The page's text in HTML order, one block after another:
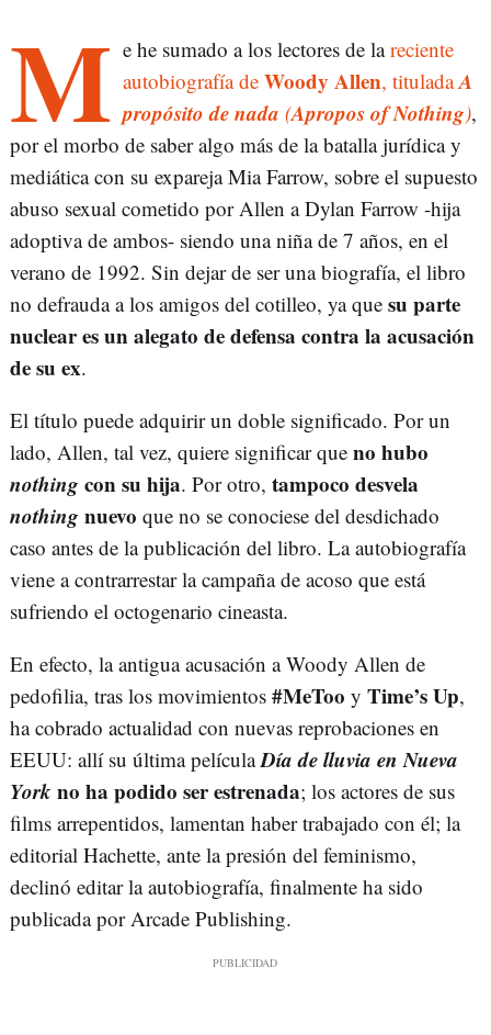
M e he sumado a los lectores de lareciente
autobiografía de Woody Allen, titulada A
propósito de nada (Apropos of Nothing),
por el morbo de saber algo más de la batalla jurídica y
mediática con su expareja Mia Farrow, sobre el supuesto
abuso sexual cometido por Allen a Dylan Farrow -hija
adoptiva de ambos- siendo una niña de 7 años, en el
verano de 1992. Sin dejar de ser una biografía, el libro
no defrauda a los amigos del cotilleo, ya que su parte
nuclear es un alegato de defensa contra la acusación
de su ex.
El título puede adquirir un doble significado. Por un
lado, Allen, tal vez, quiere significar que no hubo
nothing con su hija. Por otro, tampoco desvela
nothing nuevo que no se conociese del desdichado
caso antes de la publicación del libro. La autobiografía
viene a contrarrestar la campaña de acoso que está
sufriendo el octogenario cineasta.
En efecto, la antigua acusación a Woody Allen de
pedofilia, tras los movimientos #MeToo y Time’s Up,
ha cobrado actualidad con nuevas reprobaciones en
EEUU: allí su última películaDía de lluvia en Nueva
York no ha podido ser estrenada; los actores de sus
films arrepentidos, lamentan haber trabajado con él; la
editorial Hachette, ante la presión del feminismo,
declinó editar la autobiografía, finalmente ha sido
publicada por Arcade Publishing.